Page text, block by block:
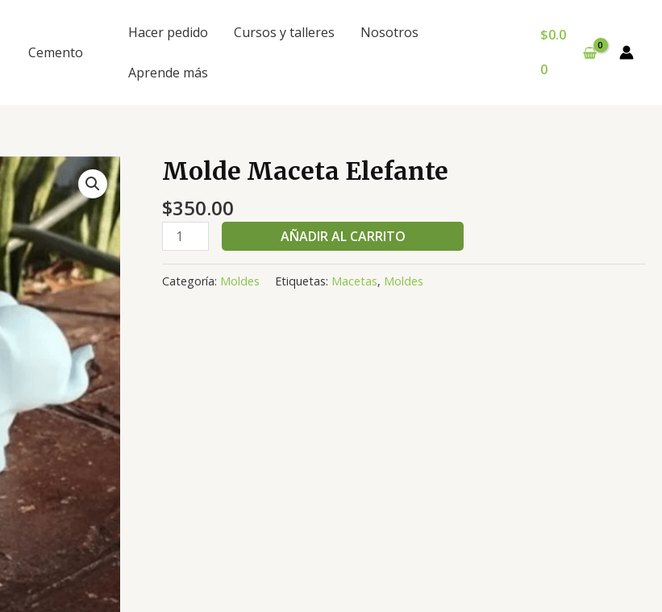
Cemento
Hacer pedido Cursos y talleres Nosotros
Aprende más
$0.0
0
Molde Maceta Elefante
$350.00
Molde
Maceta
Elefante
cantidad
AÑADIR AL CARRITO
Categoría: Moldes Etiquetas: Macetas, Moldes